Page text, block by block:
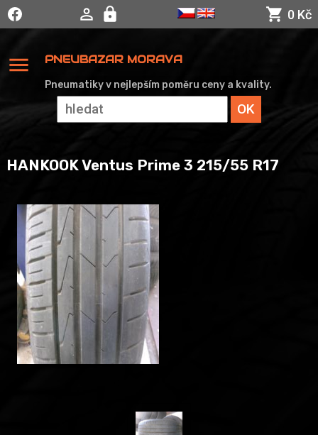
0 Kč
menu PNEUBAZAR MORAVA
Pneumatiky v nejlepším poměru ceny a kvality.
HANKOOK Ventus Prime 3 215/55 R17